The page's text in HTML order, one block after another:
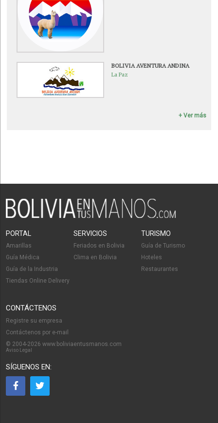
BOLIVIA AVENTURA ANDINA
La Paz
+ Ver más
PORTAL
Amarillas
Guía Médica
Guía de la Industria
Tiendas Online Delivery
SERVICIOS
Feriados en Bolivia
Clima en Bolivia
TURISMO
Guía de Turismo
Hoteles
Restaurantes
CONTÁCTENOS
Registre su empresa
Contáctenos por e-mail
© 2004-2026 www.boliviaentusmanos.com
Aviso Legal
SÍGUENOS EN: